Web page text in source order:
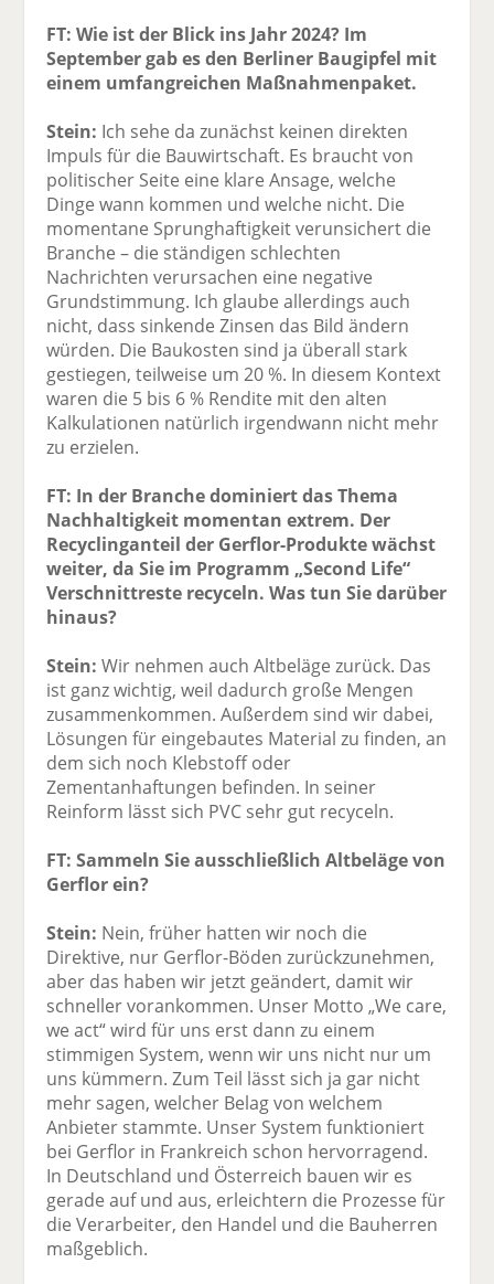
FT: Wie ist der Blick ins Jahr 2024? Im
September gab es den Berliner Baugipfel mit
einem umfangreichen Maßnahmenpaket.
Stein: Ich sehe da zunächst keinen direkten
Impuls für die Bauwirtschaft. Es braucht von
politischer Seite eine klare Ansage, welche
Dinge wann kommen und welche nicht. Die
momentane Sprunghaftigkeit verunsichert die
Branche – die ständigen schlechten
Nachrichten verursachen eine negative
Grundstimmung. Ich glaube allerdings auch
nicht, dass sinkende Zinsen das Bild ändern
würden. Die Baukosten sind ja überall stark
gestiegen, teilweise um 20 %. In diesem Kontext
waren die 5 bis 6 % Rendite mit den alten
Kalkulationen natürlich irgendwann nicht mehr
zu erzielen.
FT: In der Branche dominiert das Thema
Nachhaltigkeit momentan extrem. Der
Recyclinganteil der Gerflor-Produkte wächst
weiter, da Sie im Programm „Second Life“
Verschnittreste recyceln. Was tun Sie darüber
hinaus?
Stein: Wir nehmen auch Altbeläge zurück. Das
ist ganz wichtig, weil dadurch große Mengen
zusammenkommen. Außerdem sind wir dabei,
Lösungen für eingebautes Material zu finden, an
dem sich noch Klebstoff oder
Zementanhaftungen befinden. In seiner
Reinform lässt sich PVC sehr gut recyceln.
FT: Sammeln Sie ausschließlich Altbeläge von
Gerflor ein?
Stein: Nein, früher hatten wir noch die
Direktive, nur Gerflor-Böden zurückzunehmen,
aber das haben wir jetzt geändert, damit wir
schneller vorankommen. Unser Motto „We care,
we act“ wird für uns erst dann zu einem
stimmigen System, wenn wir uns nicht nur um
uns kümmern. Zum Teil lässt sich ja gar nicht
mehr sagen, welcher Belag von welchem
Anbieter stammte. Unser System funktioniert
bei Gerflor in Frankreich schon hervorragend.
In Deutschland und Österreich bauen wir es
gerade auf und aus, erleichtern die Prozesse für
die Verarbeiter, den Handel und die Bauherren
maßgeblich.